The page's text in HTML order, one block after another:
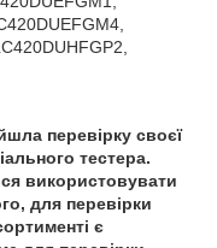
перевірку своєї
тестера.
використовувати
для перевірки
є